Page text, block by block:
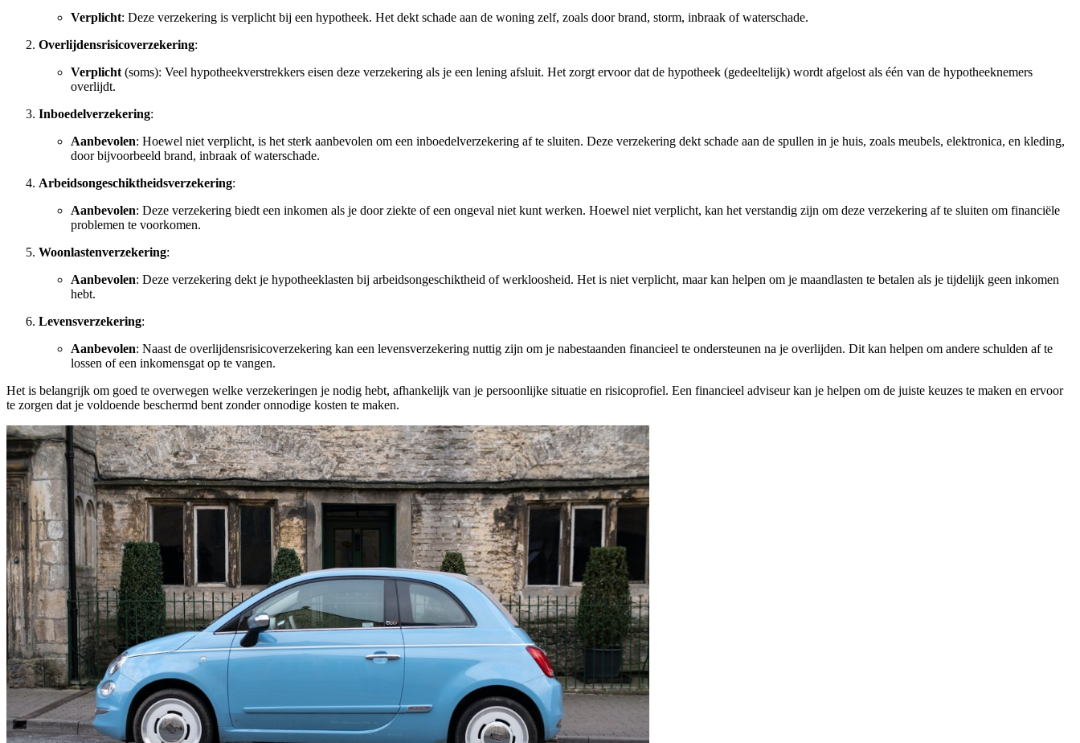
Verplicht: Deze verzekering is verplicht bij een hypotheek. Het dekt schade aan de woning zelf, zoals door brand, storm, inbraak of waterschade.
Overlijdensrisicoverzekering:
Verplicht (soms): Veel hypotheekverstrekkers eisen deze verzekering als je een lening afsluit. Het zorgt ervoor dat de hypotheek (gedeeltelijk) wordt afgelost als één van de hypotheeknemers
overlijdt.
Inboedelverzekering:
Aanbevolen: Hoewel niet verplicht, is het sterk aanbevolen om een inboedelverzekering af te sluiten. Deze verzekering dekt schade aan de spullen in je huis, zoals meubels, elektronica, en kleding,
door bijvoorbeeld brand, inbraak of waterschade.
Arbeidsongeschiktheidsverzekering:
Aanbevolen: Deze verzekering biedt een inkomen als je door ziekte of een ongeval niet kunt werken. Hoewel niet verplicht, kan het verstandig zijn om deze verzekering af te sluiten om financiële
problemen te voorkomen.
Woonlastenverzekering:
Aanbevolen: Deze verzekering dekt je hypotheeklasten bij arbeidsongeschiktheid of werkloosheid. Het is niet verplicht, maar kan helpen om je maandlasten te betalen als je tijdelijk geen inkomen
hebt.
Levensverzekering:
Aanbevolen: Naast de overlijdensrisicoverzekering kan een levensverzekering nuttig zijn om je nabestaanden financieel te ondersteunen na je overlijden. Dit kan helpen om andere schulden af te
lossen of een inkomensgat op te vangen.
Het is belangrijk om goed te overwegen welke verzekeringen je nodig hebt, afhankelijk van je persoonlijke situatie en risicoprofiel. Een financieel adviseur kan je helpen om de juiste keuzes te maken en ervoor
te zorgen dat je voldoende beschermd bent zonder onnodige kosten te maken.